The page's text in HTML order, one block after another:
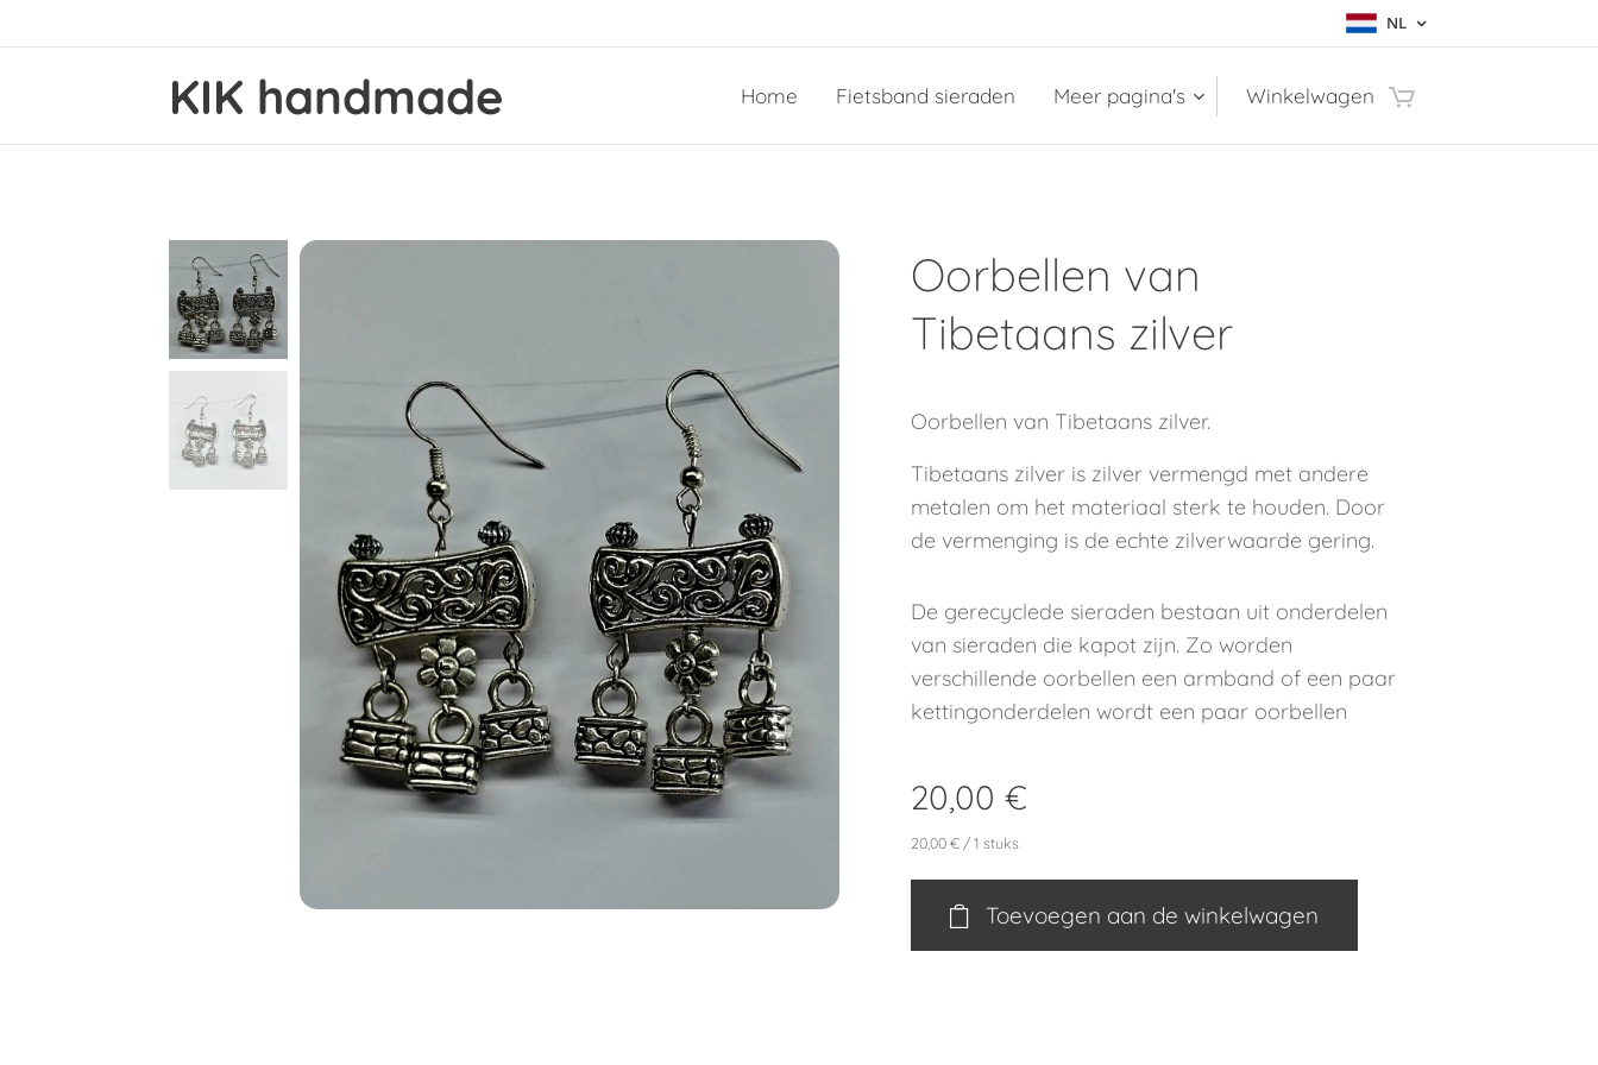
NL
KIK handmade Home Fietsband sieraden Meer pagina's Winkelwagen
Oorbellen van
Tibetaans zilver
Oorbellen van Tibetaans zilver.
Tibetaans zilver is zilver vermengd met andere
metalen om het materiaal sterk te houden. Door
de vermenging is de echte zilverwaarde gering.
De gerecyclede sieraden bestaan uit onderdelen
van sieraden die kapot zijn. Zo worden
verschillende oorbellen een armband of een paar
kettingonderdelen wordt een paar oorbellen
20,00 €
20,00 € / 1 stuks
Toevoegen aan de winkelwagen